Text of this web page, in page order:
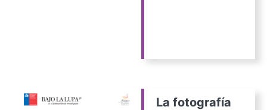
La fotografía